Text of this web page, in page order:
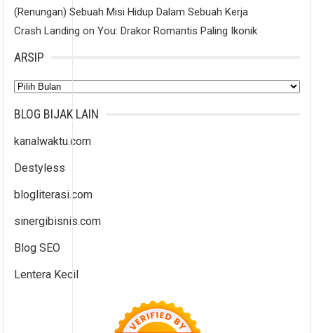
(Renungan) Sebuah Misi Hidup Dalam Sebuah Kerja
Crash Landing on You: Drakor Romantis Paling Ikonik
ARSIP
Arsip
BLOG BIJAK LAIN
kanalwaktu.com
Destyless
blogliterasi.com
sinergibisnis.com
Blog SEO
Lentera Kecil